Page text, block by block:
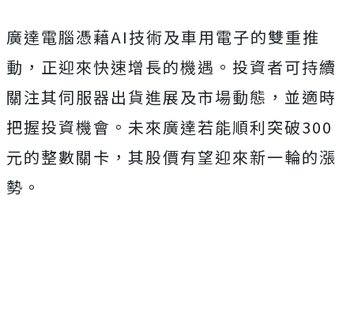
廣達電腦憑藉AI技術及車用電子的雙重推
動，正迎來快速增長的機遇。投資者可持續
關注其伺服器出貨進展及市場動態，並適時
把握投資機會。未來廣達若能順利突破300
元的整數關卡，其股價有望迎來新一輪的漲
勢。